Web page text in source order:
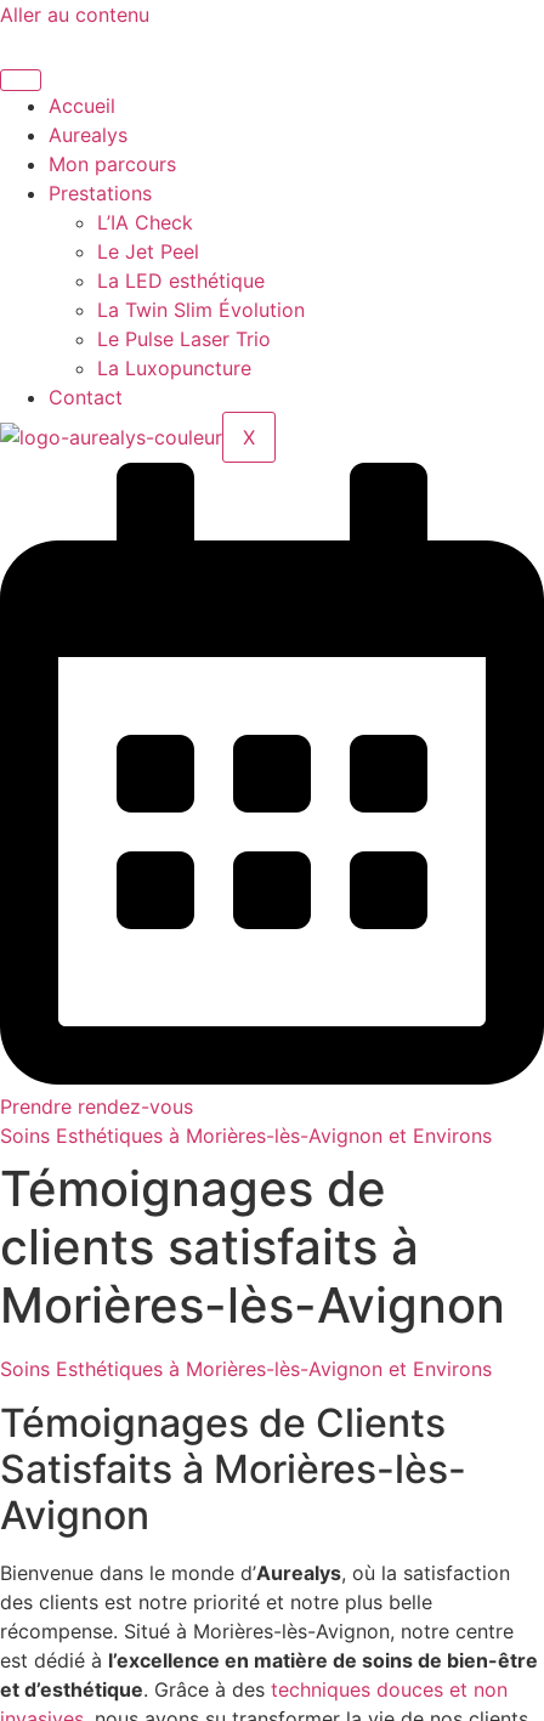
Aller au contenu
Accueil
Aurealys
Mon parcours
Prestations
L’IA Check
Le Jet Peel
La LED esthétique
La Twin Slim Évolution
Le Pulse Laser Trio
La Luxopuncture
Contact
X
Prendre rendez-vous
Soins Esthétiques à Morières-lès-Avignon et Environs
Témoignages de
clients satisfaits à
Morières-lès-Avignon
Soins Esthétiques à Morières-lès-Avignon et Environs
Témoignages de Clients
Satisfaits à Morières-lès-
Avignon
Bienvenue dans le monde d’Aurealys, où la satisfaction
des clients est notre priorité et notre plus belle
récompense. Situé à Morières-lès-Avignon, notre centre
est dédié à l’excellence en matière de soins de bien-être
et d’esthétique. Grâce à des techniques douces et non